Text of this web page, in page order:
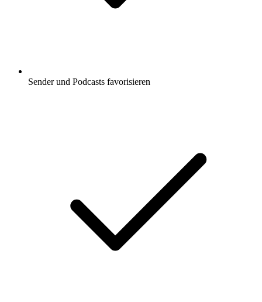
Sender und Podcasts favorisieren